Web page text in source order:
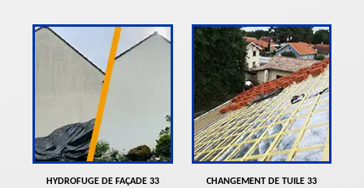
HYDROFUGE DE FAÇADE 33 CHANGEMENT DE TUILE 33